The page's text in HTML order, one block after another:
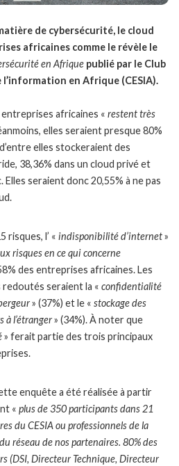
de cybersécurité, le cloud
africaines comme le révèle le
en Afrique publié par le Club
l’information en Afrique (CESIA).
entreprises africaines « restent très
elles seraient presque 80%
elles stockeraient des
38,36% dans un cloud privé et
Elles seraient donc 20,55% à ne pas
risques, l’ « indisponibilité d’internet»
risques en ce qui concerne
des entreprises africaines. Les
seraient la « confidentialité
» (37%) et le « stockage des
à l’étranger» (34%). À noter que
» ferait partie des trois principaux
enquête a été réalisée à partir
« plus de 350 participants dans 21
du CESIA ou professionnels de la
réseau de nos partenaires. 80% des
(DSI, Directeur Technique, Directeur